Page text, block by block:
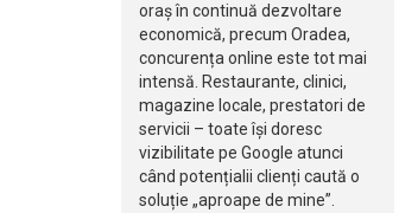
oraș în continuă dezvoltare
economică, precum Oradea,
concurența online este tot mai
intensă. Restaurante, clinici,
magazine locale, prestatori de
servicii – toate își doresc
vizibilitate pe Google atunci
când potențialii clienți caută o
soluție „aproape de mine”.